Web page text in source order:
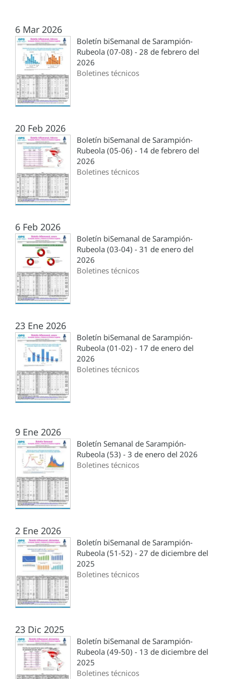
6 Mar 2026
Boletín biSemanal de Sarampión-
Rubeola (07-08) - 28 de febrero del
2026
Boletines técnicos
20 Feb 2026
Boletín biSemanal de Sarampión-
Rubeola (05-06) - 14 de febrero del
2026
Boletines técnicos
6 Feb 2026
Boletín biSemanal de Sarampión-
Rubeola (03-04) - 31 de enero del
2026
Boletines técnicos
23 Ene 2026
Boletín biSemanal de Sarampión-
Rubeola (01-02) - 17 de enero del
2026
Boletines técnicos
9 Ene 2026
Boletín Semanal de Sarampión-
Rubeola (53) - 3 de enero del 2026
Boletines técnicos
2 Ene 2026
Boletín biSemanal de Sarampión-
Rubeola (51-52) - 27 de diciembre del
2025
Boletines técnicos
23 Dic 2025
Boletín biSemanal de Sarampión-
Rubeola (49-50) - 13 de diciembre del
2025
Boletines técnicos